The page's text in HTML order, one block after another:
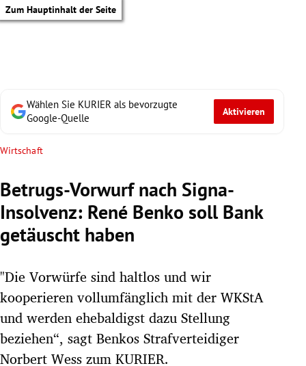
Zum Hauptinhalt der Seite
Untermenü
Untermenü
Wählen Sie KURIER als bevorzugte
Google-Quelle
Aktivieren
Wirtschaft
Betrugs-Vorwurf nach Signa-
Insolvenz: René Benko soll Bank
getäuscht haben
"Die Vorwürfe sind haltlos und wir
kooperieren vollumfänglich mit der WKStA
und werden ehebaldigst dazu Stellung
beziehen“, sagt Benkos Strafverteidiger
Norbert Wess zum KURIER.